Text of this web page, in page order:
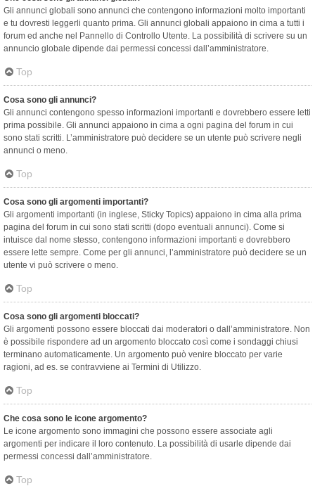
Gli annunci globali sono annunci che contengono informazioni molto importanti
e tu dovresti leggerli quanto prima. Gli annunci globali appaiono in cima a tutti i
forum ed anche nel Pannello di Controllo Utente. La possibilità di scrivere su un
annuncio globale dipende dai permessi concessi dall’amministratore.
Top
Cosa sono gli annunci?
Gli annunci contengono spesso informazioni importanti e dovrebbero essere letti
prima possibile. Gli annunci appaiono in cima a ogni pagina del forum in cui
sono stati scritti. L’amministratore può decidere se un utente può scrivere negli
annunci o meno.
Top
Cosa sono gli argomenti importanti?
Gli argomenti importanti (in inglese, Sticky Topics) appaiono in cima alla prima
pagina del forum in cui sono stati scritti (dopo eventuali annunci). Come si
intuisce dal nome stesso, contengono informazioni importanti e dovrebbero
essere lette sempre. Come per gli annunci, l’amministratore può decidere se un
utente vi può scrivere o meno.
Top
Cosa sono gli argomenti bloccati?
Gli argomenti possono essere bloccati dai moderatori o dall’amministratore. Non
è possibile rispondere ad un argomento bloccato così come i sondaggi chiusi
terminano automaticamente. Un argomento può venire bloccato per varie
ragioni, ad es. se contravviene ai Termini di Utilizzo.
Top
Che cosa sono le icone argomento?
Le icone argomento sono immagini che possono essere associate agli
argomenti per indicare il loro contenuto. La possibilità di usarle dipende dai
permessi concessi dall’amministratore.
Top